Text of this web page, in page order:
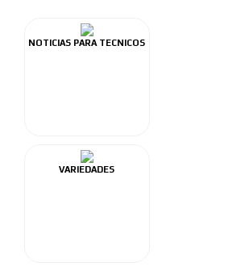
NOTICIAS PARA TECNICOS
VARIEDADES